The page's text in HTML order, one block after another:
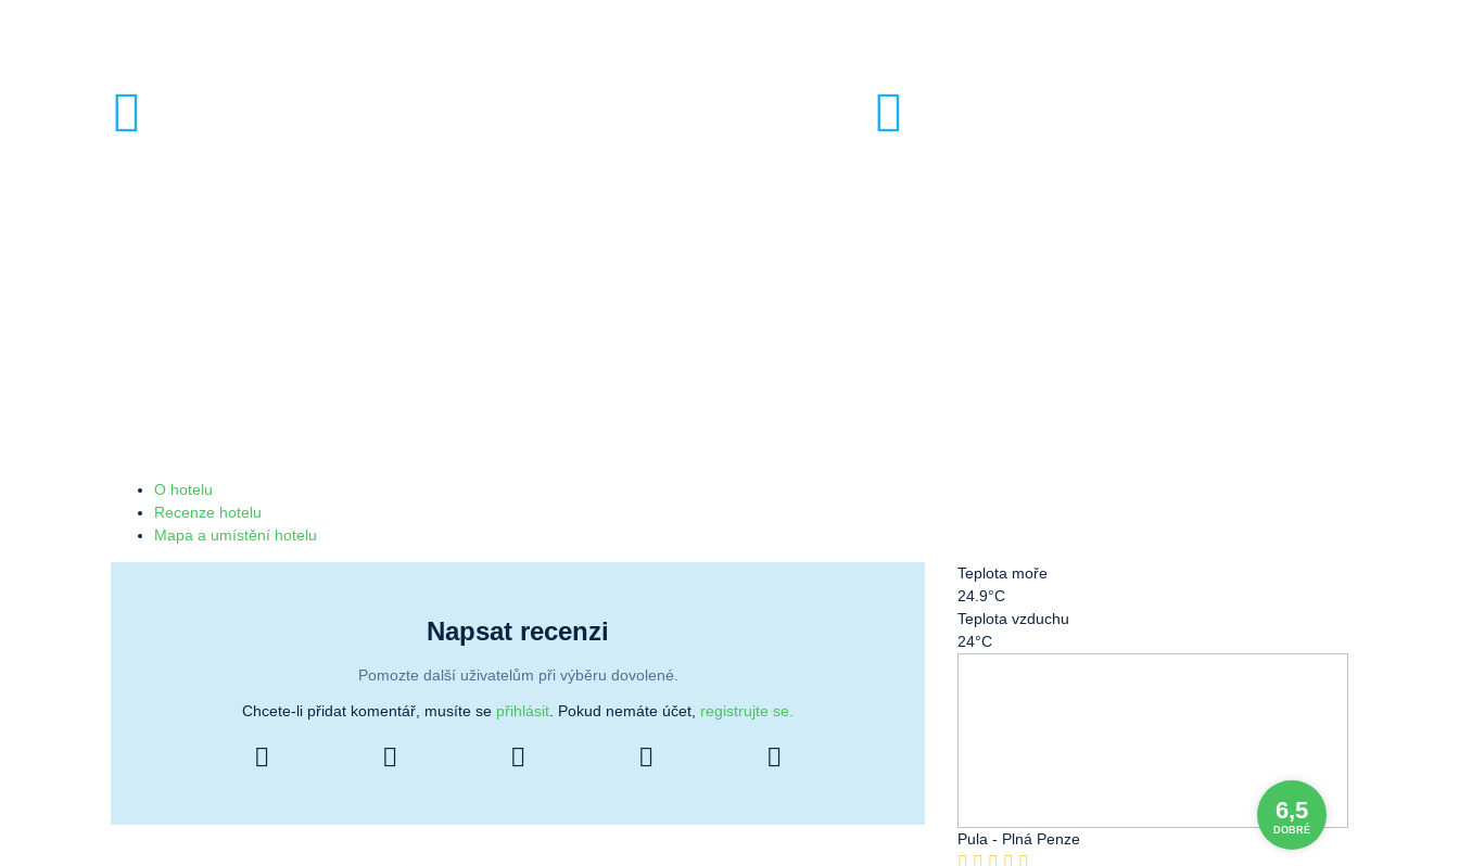
O hotelu
Recenze hotelu
Mapa a umístění hotelu
Napsat recenzi
Pomozte další uživatelům při výběru dovolené.
Chcete-li přidat komentář, musíte se přihlásit . Pokud nemáte účet, registrujte se.
Teplota moře
24.9°C
Teplota vzduchu
24°C
6,5
DOBRÉ
Pula - Plná Penze